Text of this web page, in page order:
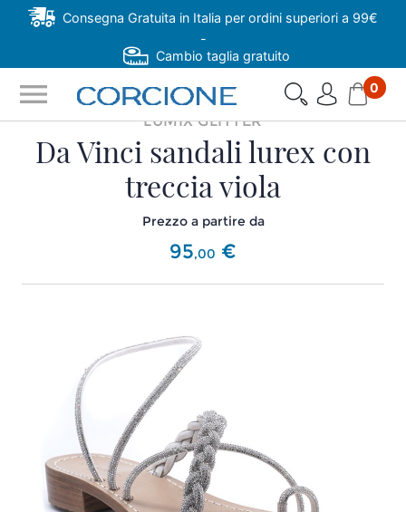
Consegna Gratuita in Italia per ordini superiori a 99€
-
Cambio taglia gratuito
menu 0
LUMIX GLITTER
Da Vinci sandali lurex con
treccia viola
Prezzo a partire da
95,00 €